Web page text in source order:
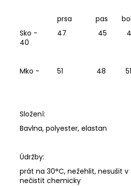
prsa pas boky
Sko - 47 45
40
Mko - 51 48
Složení:
Bavlna, polyester, elastan
Údržby:
prát na 30°C, nežehlit, nesušit
nečistit chemicky